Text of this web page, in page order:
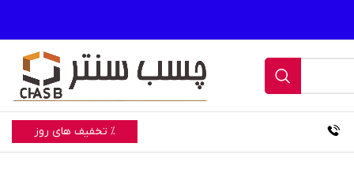
% تخفیف های روز